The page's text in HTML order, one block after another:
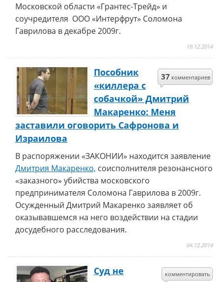
Московской области «Грантес-Трейд» и
соучредителя ООО «Интерфрут» Соломона
Гаврилова в декабре 2009г.
19.12.2014
37 комментариев
Пособник
«киллера c
cобачкой» Дмитрий
Макаренко: Меня
заставили оговорить Сафронова и
Израилова
В распоряжении «ЗАКОНИИ» находится заявление
Дмитрия Макаренко, соисполнителя резонансного
«заказного» убийства московского
предпринимателя Соломона Гаврилова в 2009г.
Осужденный Дмитрий Макаренко заявляет об
оказывавшемся на него воздействии на стадии
досудебного расследования.
04.12.2014
комментировать
Суд не